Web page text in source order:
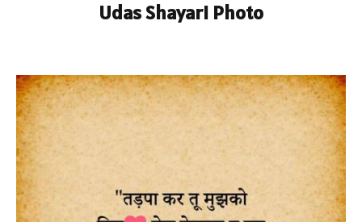
Udas Shayari Photo